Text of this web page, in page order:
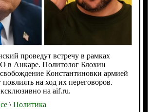
проведут встречу в рамках
в Анкаре. Политолог Блохин
Константиновки армией
на ход их переговоров.
на aif.ru.
\Политика